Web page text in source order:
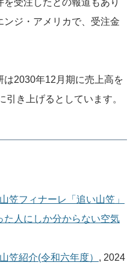
受注したとの報道もあり
ンジ・アメリカで、受注金
は2030年12月期に売上高を
き上げるとしています。
笠フィナーレ「追い山笠」
人にしか分からない空気
笠紹介(令和六年度） , 2024